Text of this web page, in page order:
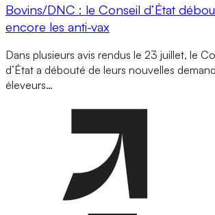
Bovins/DNC : le Conseil d’État
encore les anti-vax
Dans plusieurs avis rendus le 23 juillet, le
d’État a débouté de leurs nouvelles
éleveurs…